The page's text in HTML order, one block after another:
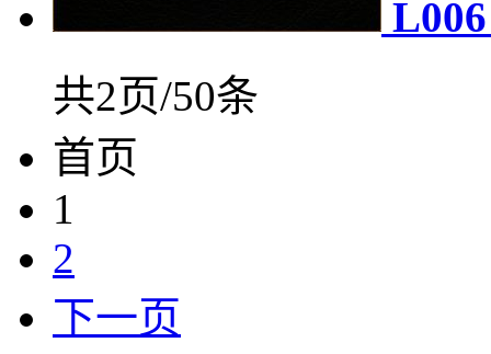
共2页/50条
首页
1
2
下一页